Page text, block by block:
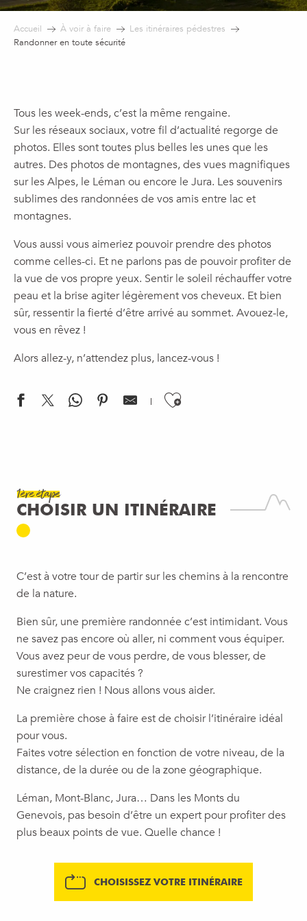
Accueil À voir à faire
Les itinéraires pédestres
Randonner en toute sécurité
Tous les week-ends, c’est la même rengaine.
Sur les réseaux sociaux, votre fil d’actualité regorge de
photos. Elles sont toutes plus belles les unes que les
autres. Des photos de montagnes, des vues magnifiques
sur les Alpes, le Léman ou encore le Jura. Les souvenirs
sublimes des randonnées de vos amis entre lac et
montagnes.
Vous aussi vous aimeriez pouvoir prendre des photos
comme celles-ci. Et ne parlons pas de pouvoir profiter de
la vue de vos propre yeux. Sentir le soleil réchauffer votre
peau et la brise agiter légèrement vos cheveux. Et bien
sûr, ressentir la fierté d’être arrivé au sommet. Avouez-le,
vous en rêvez !
Alors allez-y, n’attendez plus, lancez-vous !
Ajouter aux
1ère étape
CHOISIR UN ITINÉRAIRE
C’est à votre tour de partir sur les chemins à la rencontre
de la nature.
Bien sûr, une première randonnée c’est intimidant. Vous
ne savez pas encore où aller, ni comment vous équiper.
Vous avez peur de vous perdre, de vous blesser, de
surestimer vos capacités ?
Ne craignez rien ! Nous allons vous aider.
La première chose à faire est de choisir l’itinéraire idéal
pour vous.
Faites votre sélection en fonction de votre niveau, de la
distance, de la durée ou de la zone géographique.
Léman, Mont-Blanc, Jura… Dans les Monts du
Genevois, pas besoin d’être un expert pour profiter des
plus beaux points de vue. Quelle chance !
CHOISISSEZ VOTRE ITINÉRAIRE